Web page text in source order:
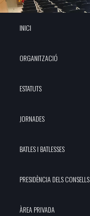
INICI
ORGANITZACIÓ
ESTATUTS
JORNADES
BATLES I BATLESSES
PRESIDÈNCIA DELS CONSELLS
ÀREA PRIVADA